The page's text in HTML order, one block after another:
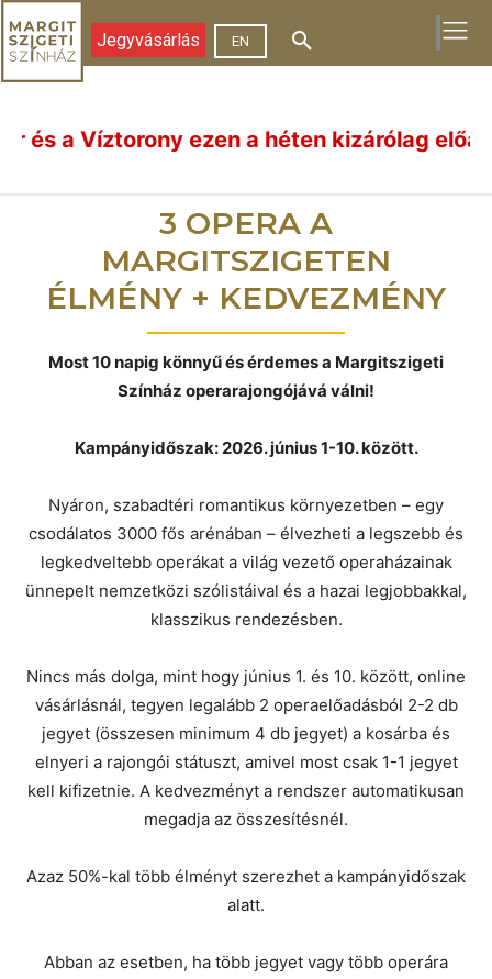
Jegyvásárlás EN
ezen a héten kizárólag
3 OPERA A
MARGITSZIGETEN
ÉLMÉNY + KEDVEZMÉNY
Most 10 napig könnyű és érdemes a Margitszigeti
Színház operarajongójává válni!
Kampányidőszak: 2026. június 1-10. között.
Nyáron, szabadtéri romantikus környezetben – egy
csodálatos 3000 fős arénában – élvezheti a legszebb és
legkedveltebb operákat a világ vezető operaházainak
ünnepelt nemzetközi szólistáival és a hazai legjobbakkal,
klasszikus rendezésben.
Nincs más dolga, mint hogy június 1. és 10. között, online
vásárlásnál, tegyen legalább 2 operaelőadásból 2-2 db
jegyet (összesen minimum 4 db jegyet) a kosárba és
elnyeri a rajongói státuszt, amivel most csak 1-1 jegyet
kell kifizetnie. A kedvezményt a rendszer automatikusan
megadja az összesítésnél.
Azaz 50%-kal több élményt szerezhet a kampányidőszak
alatt.
Abban az esetben, ha több jegyet vagy több operára